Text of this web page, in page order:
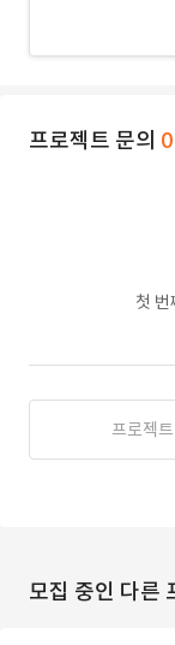
프로젝트 문의 0
첫
프로젝
모집 중인 다른